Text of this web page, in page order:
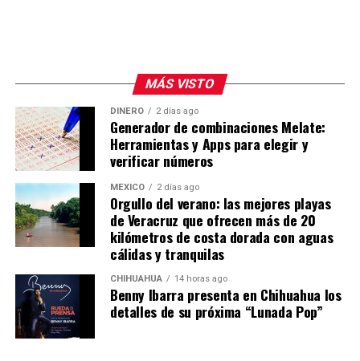
MÁS VISTO
DINERO 2 días ago
Generador de combinaciones Melate:
Herramientas y Apps para elegir y
verificar números
MÉXICO 2 días ago
Orgullo del verano: las mejores playas
de Veracruz que ofrecen más de 20
kilómetros de costa dorada con aguas
cálidas y tranquilas
CHIHUAHUA 14 horas ago
Benny Ibarra presenta en Chihuahua los
detalles de su próxima “Lunada Pop”